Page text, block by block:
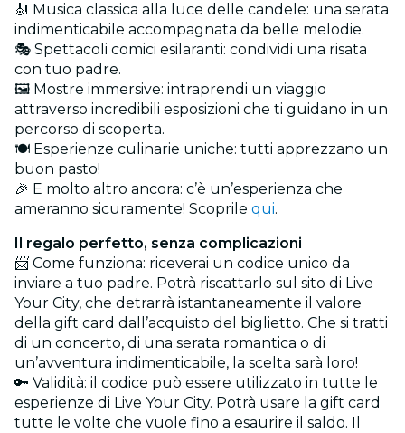
🎻 Musica classica alla luce delle candele: una serata
indimenticabile accompagnata da belle melodie.
🎭 Spettacoli comici esilaranti: condividi una risata
con tuo padre.
🖼️ Mostre immersive: intraprendi un viaggio
attraverso incredibili esposizioni che ti guidano in un
percorso di scoperta.
🍽️ Esperienze culinarie uniche: tutti apprezzano un
buon pasto!
🎉 E molto altro ancora: c’è un’esperienza che
ameranno sicuramente! Scoprile qui.
Il regalo perfetto, senza complicazioni
📨 Come funziona: riceverai un codice unico da
inviare a tuo padre. Potrà riscattarlo sul sito di Live
Your City, che detrarrà istantaneamente il valore
della gift card dall’acquisto del biglietto. Che si tratti
di un concerto, di una serata romantica o di
un’avventura indimenticabile, la scelta sarà loro!
🔑 Validità: il codice può essere utilizzato in tutte le
esperienze di Live Your City. Potrà usare la gift card
tutte le volte che vuole fino a esaurire il saldo. Il